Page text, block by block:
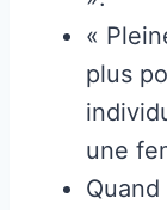
«
plus
une